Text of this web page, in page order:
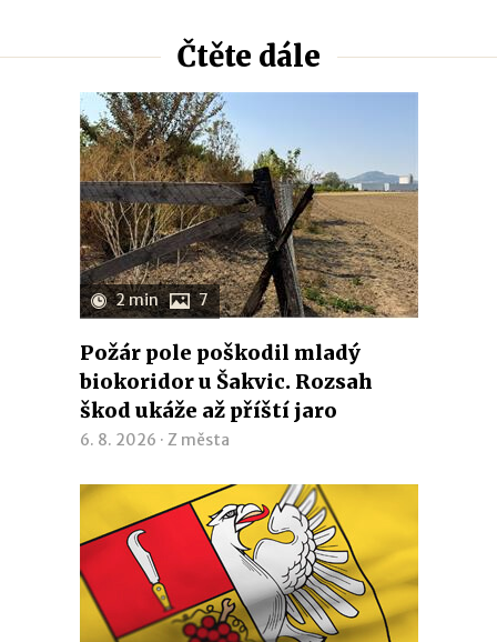
Čtěte dále
2 min 7
Požár pole poškodil mladý
biokoridor u Šakvic. Rozsah
škod ukáže až příští jaro
6. 8. 2026 · Z města